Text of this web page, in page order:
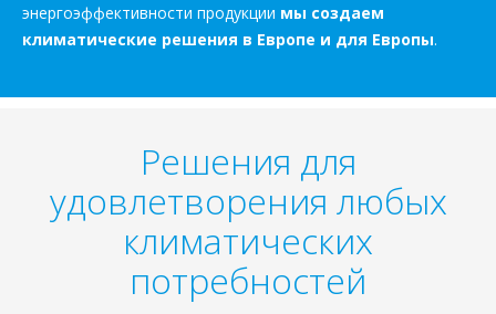
энергоэффективности продукции мы создаем
климатические решения в Европе и для Европы.
Решения для
удовлетворения любых
климатических
потребностей